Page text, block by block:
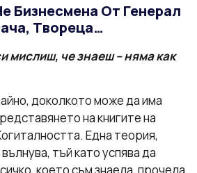
Бизнесмена От Генерал
Твореца…
мислиш, че знаеш – няма как
доколкото може да има
на книгите на
Една теория,
тъй като успява да